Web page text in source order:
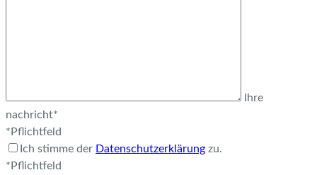
Ihre
nachricht*
*Pflichtfeld
Ich stimme der Datenschutzerklärung zu.
*Pflichtfeld